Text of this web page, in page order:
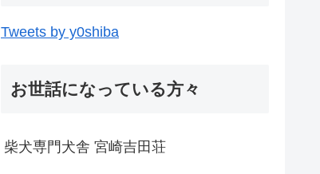
Tweets by y0shiba
お世話になっている方々
柴犬専門犬舎 宮崎吉田荘